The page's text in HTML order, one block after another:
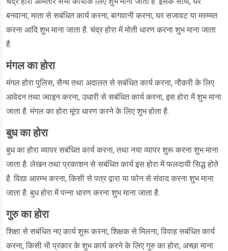
बनवाना, माता से सबंधित कार्य करना, बागवानी करना, घर सजावट या मरम्मत
करना आदि शुभ माना जाता है. चंद्र होरा में मोती धारण करना शुभ माना जाता
है.
मंगल का होरा
मंगल होरा पुलिस, सैन्य तथा अदालत से सबंधित कार्य करना, नौकरी के लिए
आवेदन तथा ज्वाइन करना, उधारी से सबंधित कार्य करना, इस होरा में शुभ माना
जाता है. मंगल का होरा मूंगा धारण करने के लिए शुभ होता है.
बुध का होरा
बुध का होरा व्यापर सबंधित कार्य करना, तथा नया व्यापर शुरू करना शुभ माना
जाता है. लेखन तथा प्रकाशन से सबंधित कार्य इस होरा में फलदायी सिद्ध होते
है. विद्या आरम्भ करना, किसी से पत्र द्वारा या फोन से संवाद करना शुभ माना
जाता है. बुध होरा में पन्ना धारण करना शुभ माना जाता है.
गुरु का होरा
शिक्षा से सबंधित नए कार्य शुरू करना, शिक्षक से मिलना, विवाह सबंधित कार्य
करना, किसी भी प्रकार के शुभ कार्य करने के लिए गुरु का होरा, अच्छा माना